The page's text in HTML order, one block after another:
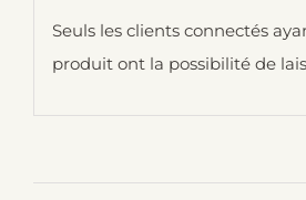
Seuls les clients connectés
produit ont la possibilité de